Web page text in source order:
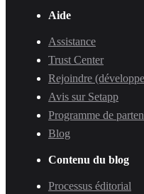
Aide
Assistance
Trust Center
Rejoindre
Avis sur Setapp
Programme de
Blog
Contenu du blog
Processus éditorial